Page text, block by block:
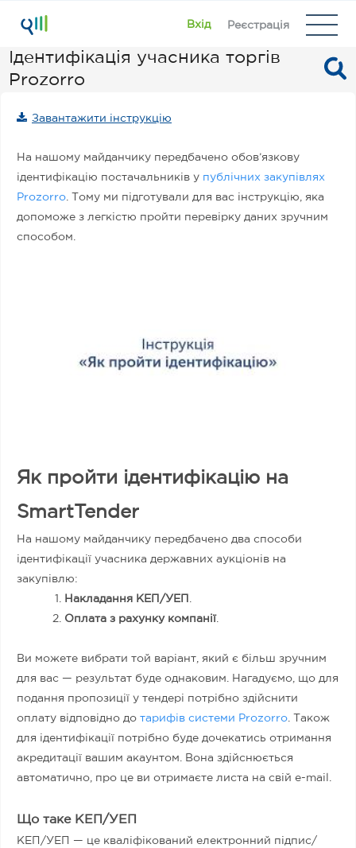
Вхід Реєстрація
Ідентифікація учасника торгів
Prozorro
Завантажити інструкцію
На нашому майданчику передбачено обов’язкову
ідентифікацію постачальників у публічних закупівлях
Prozorro . Тому ми підготували для вас інструкцію, яка
допоможе з легкістю пройти перевірку даних зручним
способом.
Як пройти ідентифікацію на
SmartTender
На нашому майданчику передбачено два способи
ідентифікації учасника державних аукціонів на
закупівлю:
Накладання КЕП/УЕП
Оплата з рахунку компанії
Ви можете вибрати той варіант, який є більш зручним
для вас — результат буде однаковим. Нагадуємо, що для
подання пропозиції у тендері потрібно здійснити
оплату відповідно до тарифів системи Prozorro . Також
для ідентифікації потрібно буде дочекатись отримання
акредитації вашим акаунтом. Вона здійснюється
автоматично, про це ви отримаєте листа на свій e-mail.
Що таке КЕП/УЕП
КЕП/УЕП — це кваліфікований електронний підпис/